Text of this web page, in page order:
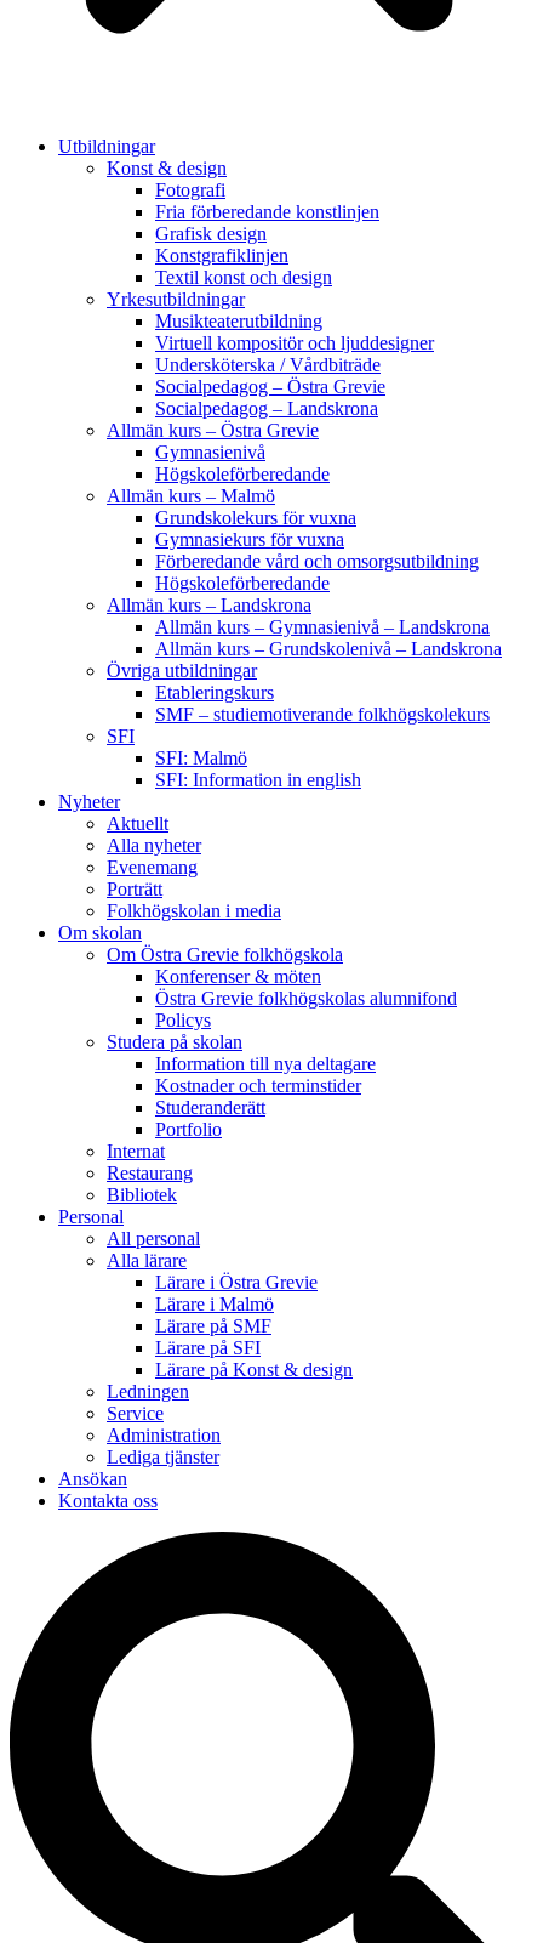
Utbildningar
Konst & design
Fotografi
Fria förberedande konstlinjen
Grafisk design
Konstgrafiklinjen
Textil konst och design
Yrkesutbildningar
Musikteaterutbildning
Virtuell kompositör och ljuddesigner
Undersköterska / Vårdbiträde
Socialpedagog – Östra Grevie
Socialpedagog – Landskrona
Allmän kurs – Östra Grevie
Gymnasienivå
Högskoleförberedande
Allmän kurs – Malmö
Grundskolekurs för vuxna
Gymnasiekurs för vuxna
Förberedande vård och omsorgsutbildning
Högskoleförberedande
Allmän kurs – Landskrona
Allmän kurs – Gymnasienivå – Landskrona
Allmän kurs – Grundskolenivå – Landskrona
Övriga utbildningar
Etableringskurs
SMF – studiemotiverande folkhögskolekurs
SFI
SFI: Malmö
SFI: Information in english
Nyheter
Aktuellt
Alla nyheter
Evenemang
Porträtt
Folkhögskolan i media
Om skolan
Om Östra Grevie folkhögskola
Konferenser & möten
Östra Grevie folkhögskolas alumnifond
Policys
Studera på skolan
Information till nya deltagare
Kostnader och terminstider
Studeranderätt
Portfolio
Internat
Restaurang
Bibliotek
Personal
All personal
Alla lärare
Lärare i Östra Grevie
Lärare i Malmö
Lärare på SMF
Lärare på SFI
Lärare på Konst & design
Ledningen
Service
Administration
Lediga tjänster
Ansökan
Kontakta oss